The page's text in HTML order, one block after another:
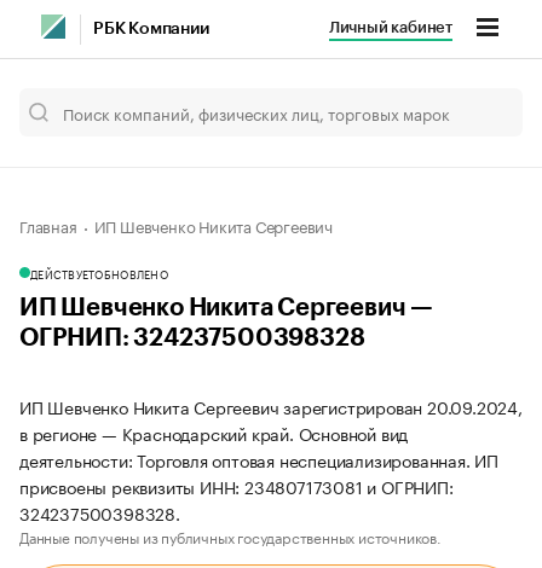
РБК Компании Личный кабинет
Главная ИП Шевченко Никита Сергеевич
ДЕЙСТВУЕТОБНОВЛЕНО
ИП Шевченко Никита Сергеевич —
ОГРНИП: 324237500398328
ИП Шевченко Никита Сергеевич зарегистрирован 20.09.2024,
в регионе — Краснодарский край. Основной вид
деятельности: Торговля оптовая неспециализированная. ИП
присвоены реквизиты ИНН: 234807173081 и ОГРНИП:
324237500398328.
Данные получены из публичных государственных источников.